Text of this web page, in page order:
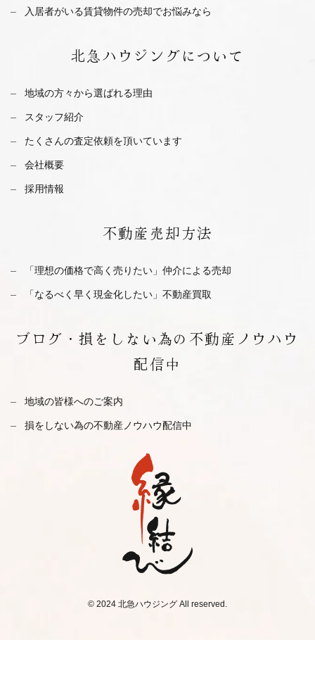
入居者がいる賃貸物件の売却でお悩みなら
北急ハウジングについて
地域の方々から選ばれる理由
スタッフ紹介
たくさんの査定依頼を頂いています
会社概要
採用情報
不動産 売却方法
「理想の価格で高く売りたい」仲介による売却
「なるべく早く現金化したい」不動産買取
ブログ・ 損をしない為の不動産ノウハウ
配信中
地域の皆様へのご案内
損をしない為の不動産ノウハウ配信中
© 2024 北急ハウジング All reserved.